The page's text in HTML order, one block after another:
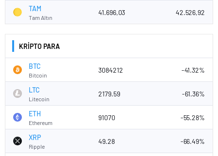
TAM
Tam Altın
41.696,03 42.526,92
KRİPTO PARA
BTC
Bitcoin
3084212 -41.32%
LTC
Litecoin
2179.59 -61.36%
ETH
Ethereum
91070 -55.28%
XRP
Ripple
49.28 -66.49%